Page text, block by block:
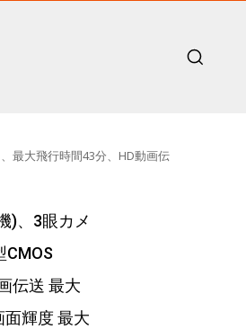
最大飛行時間43分、HD動画伝
)、3眼カメ
CMOS
伝送 最大
面輝度 最大